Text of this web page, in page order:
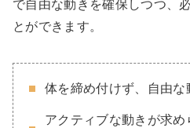
で自由な動きを確保しつつ、
とができます。
体を締め付けず、自由な
アクティブな動きが求